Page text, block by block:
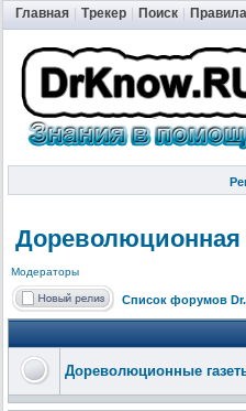
Главная Трекер Поиск Правила
Дореволюционная
Модераторы
Список форумов
Дореволюционные